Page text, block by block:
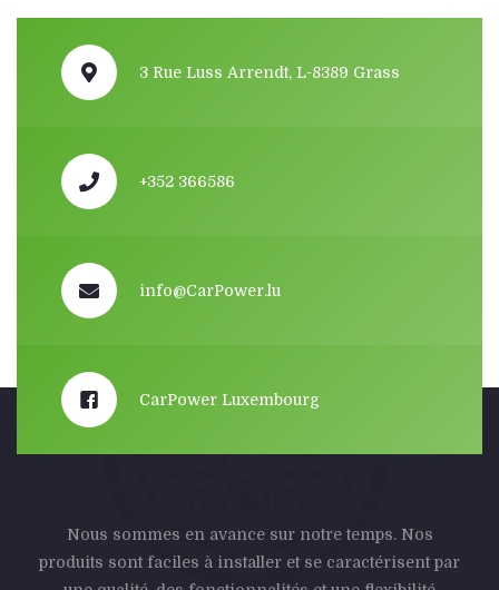
3 Rue Luss Arrendt, L-8389 Grass
+352 366586
info@CarPower.lu
CarPower Luxembourg
Nous sommes en avance sur notre temps. Nos
produits sont faciles à installer et se caractérisent par